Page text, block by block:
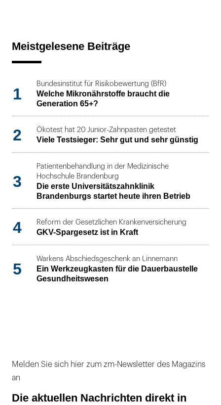
Meistgelesene Beiträge
1
Bundesinstitut für Risikobewertung (BfR)
Welche Mikronährstoffe braucht die
Generation 65+?
2 Ökotest hat 20 Junior-Zahnpasten getestet
Viele Testsieger: Sehr gut und sehr günstig
3
Patientenbehandlung in der Medizinische
Hochschule Brandenburg
Die erste Universitätszahnklinik
Brandenburgs startet heute ihren Betrieb
4 Reform der Gesetzlichen Krankenversicherung
GKV-Spargesetz ist in Kraft
5
Warkens Abschiedsgeschenk an Linnemann
Ein Werkzeugkasten für die Dauerbaustelle
Gesundheitswesen
Melden Sie sich hier zum zm-Newsletter des Magazins
an
Die aktuellen Nachrichten direkt in